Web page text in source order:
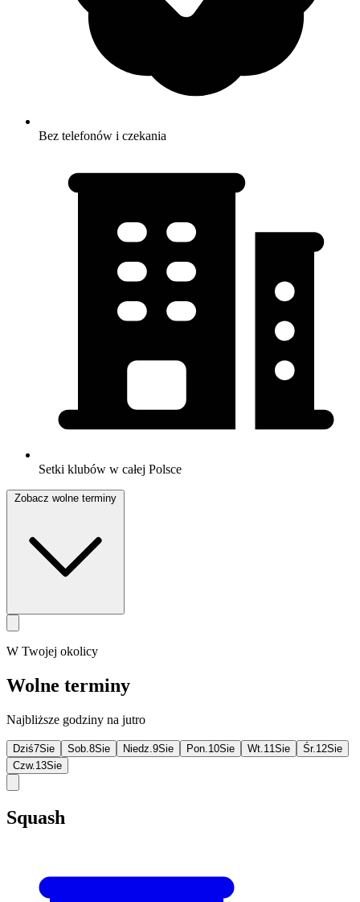
Bez telefonów i czekania
Setki klubów w całej Polsce
W Twojej okolicy
Wolne terminy
Najbliższe godziny na jutro
Dziś7Sie Sob. 8Sie Niedz. 9Sie Pon. 10Sie Wt. 11Sie Śr. 12Sie
Czw. 13Sie
Squash